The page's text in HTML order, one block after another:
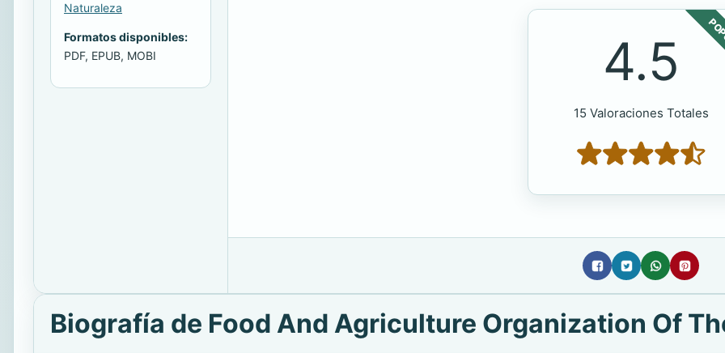
Naturaleza
Formatos disponibles:
PDF, EPUB, MOBI
4.5
15 Valoraciones Totales
Biografía de Food And Agriculture Organization Of